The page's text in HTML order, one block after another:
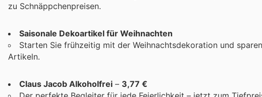
zu Schnäppchenpreisen.
Saisonale Dekoartikel für Weihnachten
Starten Sie frühzeitig mit der Weihnachtsdekoration und
Artikeln.
Claus Jacob Alkoholfrei – 3,77 €